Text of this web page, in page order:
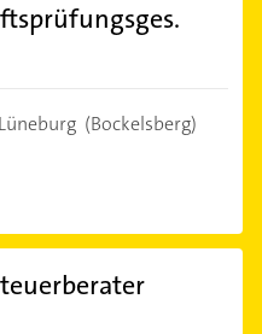
(Bockelsberg)